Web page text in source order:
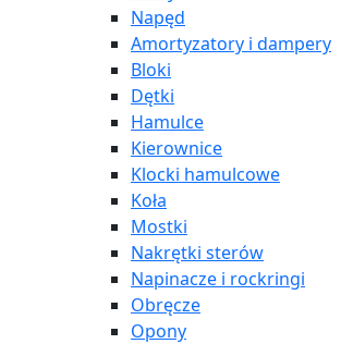
Napęd
Amortyzatory i dampery
Bloki
Dętki
Hamulce
Kierownice
Klocki hamulcowe
Koła
Mostki
Nakrętki sterów
Napinacze i rockringi
Obręcze
Opony